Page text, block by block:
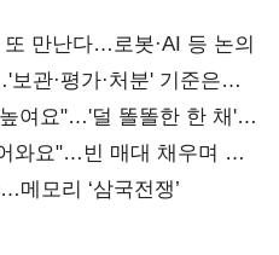
만난다…로봇·AI 등 논의
관·평가·처분' 기준은
여요"…'덜 똘똘한 한 채'
와요"…빈 매대 채우며 문
메모리 ‘삼국전쟁’